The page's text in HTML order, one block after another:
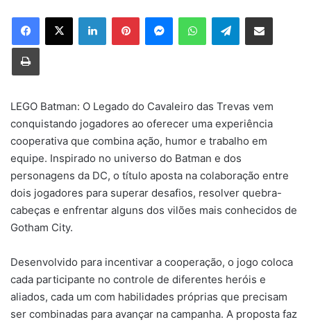
LinkedinPinterestMessengerWhatsAppTelegramCompartilhar via e-mail
Imprimir
LEGO Batman: O Legado do Cavaleiro das Trevas vem
conquistando jogadores ao oferecer uma experiência
cooperativa que combina ação, humor e trabalho em
equipe. Inspirado no universo do Batman e dos
personagens da DC, o título aposta na colaboração entre
dois jogadores para superar desafios, resolver quebra-
cabeças e enfrentar alguns dos vilões mais conhecidos de
Gotham City.
Desenvolvido para incentivar a cooperação, o jogo coloca
cada participante no controle de diferentes heróis e
aliados, cada um com habilidades próprias que precisam
ser combinadas para avançar na campanha. A proposta faz